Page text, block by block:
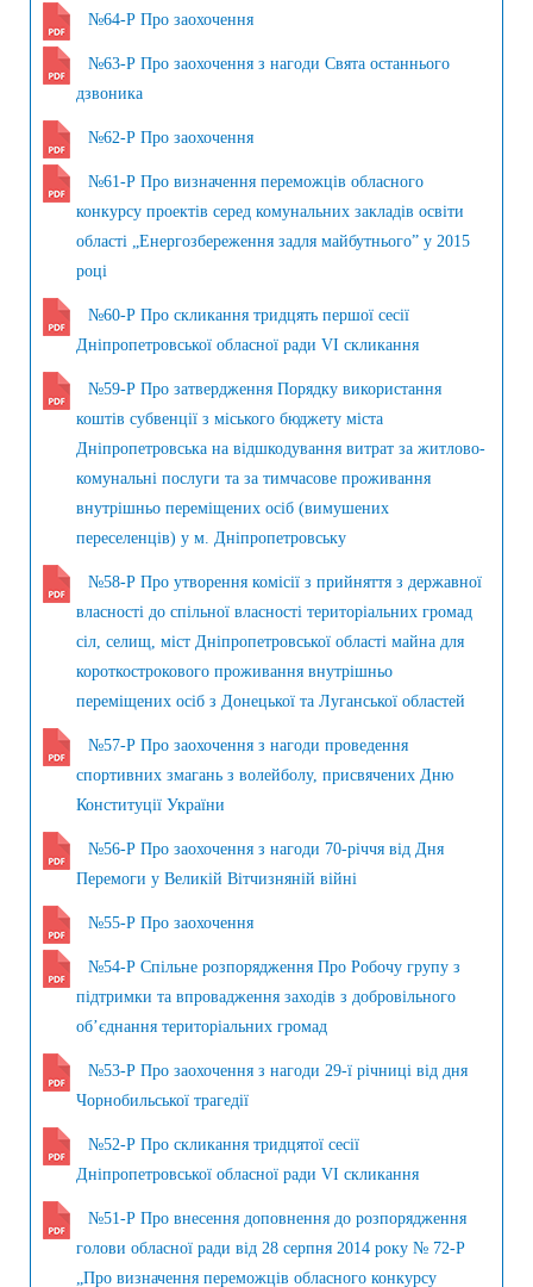
№64-Р Про заохочення
№63-Р Про заохочення з нагоди Свята останнього
дзвоника
№62-Р Про заохочення
№61-Р Про визначення переможців обласного
конкурсу проектів серед комунальних закладів освіти
області „Енергозбереження задля майбутнього” у 2015
році
№60-Р Про скликання тридцять першої сесії
Дніпропетровської обласної ради VI скликання
№59-Р Про затвердження Порядку використання
коштів субвенції з міського бюджету міста
Дніпропетровська на відшкодування витрат за житлово-
комунальні послуги та за тимчасове проживання
внутрішньо переміщених осіб (вимушених
переселенців) у м. Дніпропетровську
№58-Р Про утворення комісії з прийняття з державної
власності до спільної власності територіальних громад
сіл, селищ, міст Дніпропетровської області майна для
короткострокового проживання внутрішньо
переміщених осіб з Донецької та Луганської областей
№57-Р Про заохочення з нагоди проведення
спортивних змагань з волейболу, присвячених Дню
Конституції України
№56-Р Про заохочення з нагоди 70-річчя від Дня
Перемоги у Великій Вітчизняній війні
№55-Р Про заохочення
№54-Р Спільне розпорядження Про Робочу групу з
підтримки та впровадження заходів з добровільного
об’єднання територіальних громад
№53-Р Про заохочення з нагоди 29-ї річниці від дня
Чорнобильської трагедії
№52-Р Про скликання тридцятої сесії
Дніпропетровської обласної ради VI скликання
№51-Р Про внесення доповнення до розпорядження
голови обласної ради від 28 серпня 2014 року № 72-Р
„Про визначення переможців обласного конкурсу